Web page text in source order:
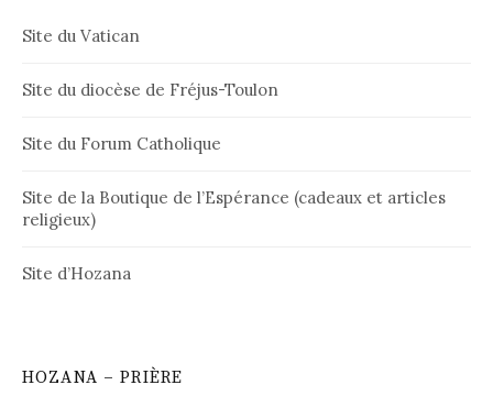
Site du Vatican
Site du diocèse de Fréjus-Toulon
Site du Forum Catholique
Site de la Boutique de l’Espérance (cadeaux et articles
religieux)
Site d’Hozana
HOZANA – PRIÈRE